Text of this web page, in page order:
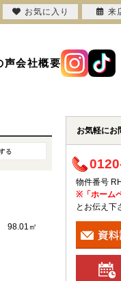
声会社概要
98.01㎡
お気軽にお
物件番号
※「ホーム
とお伝え下
お気に入り 来